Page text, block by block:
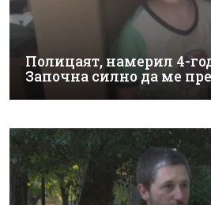
Полицаят, намерил 4-
Започна силно да ме